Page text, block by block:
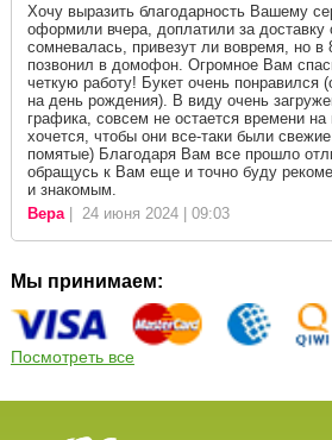
Хочу выразить благодарность Вашему
оформили вчера, доплатили за доставку
сомневалась, привезут ли вовремя, но в
позвонил в домофон. Огромное Вам
четкую работу! Букет очень понравился
на день рождения). В виду очень
графика, совсем не остается времени на
хочется, чтобы они все-таки были
помятые) Благодаря Вам все прошло
обращусь к Вам еще и точно буду
и знакомым.
Вера| 24 июня 2024 | 09:03
Мы принимаем:
Посмотреть все